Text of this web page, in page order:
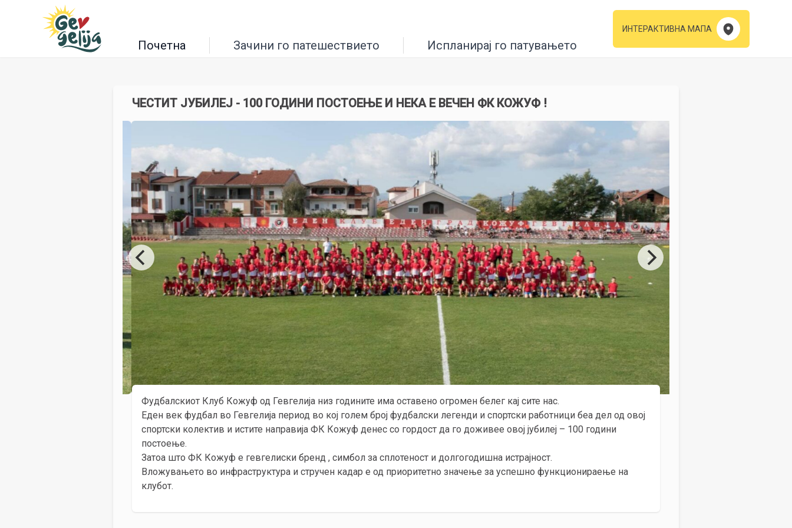
Почетна Зачини го патешествието Испланирај го патувањето
ИНТЕРАКТИВНА МАПА
ЧЕСТИТ ЈУБИЛЕЈ - 100 ГОДИНИ ПОСТОЕЊЕ И НЕКА Е ВЕЧЕН ФК КОЖУФ !
Фудбалскиот Клуб Кожуф од Гевгелија низ годините има оставено огромен белег кај сите нас.
Еден век фудбал во Гевгелија период во кој голем број фудбалски легенди и спортски работници беа дел од овој
спортски колектив и истите направија ФК Кожуф денес со гордост да го доживее овој јубилеј – 100 години
постоење.
Затоа што ФК Кожуф е гевгелиски бренд , симбол за сплотеност и долгогодишна истрајност.
Вложувањето во инфраструктура и стручен кадар е од приоритетно значење за успешно функционираење на
клубот.